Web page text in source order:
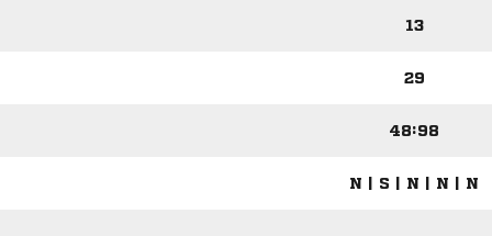
13
29
48:98
N | S | N | N | N